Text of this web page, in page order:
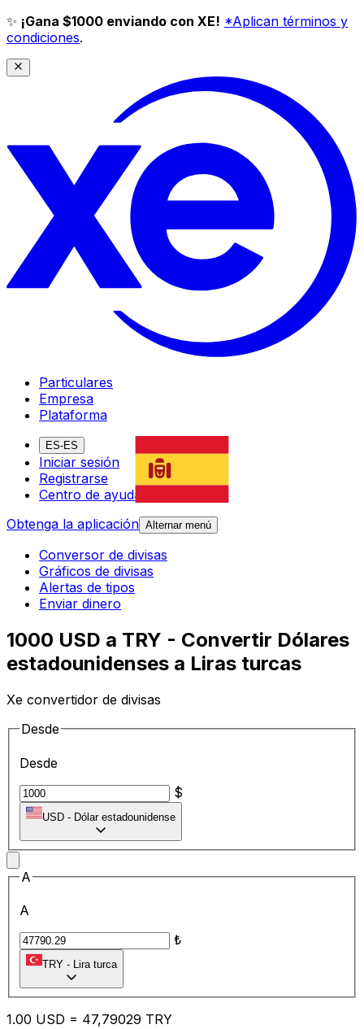
✨ ¡Gana $1000 enviando con XE! *Aplican términos y
condiciones.
Particulares
Empresa
Plataforma
ES-ES
Iniciar sesión
Registrarse
Centro de ayuda
Obtenga la aplicación Alternar menú
Conversor de divisas
Gráficos de divisas
Alertas de tipos
Enviar dinero
1000 USD a TRY - Convertir Dólares
estadounidenses a Liras turcas
Xe convertidor de divisas
Desde
Desde
$
USD - Dólar estadounidense
A
A
₺
TRY - Lira turca
1.00 USD = 47,79029 TRY